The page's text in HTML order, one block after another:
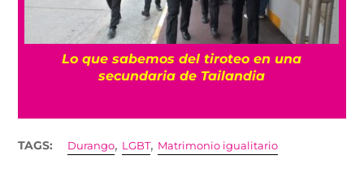
Lo que sabemos del tiroteo en una
secundaria de Tailandia
TAGS: Durango, LGBT, Matrimonio igualitario